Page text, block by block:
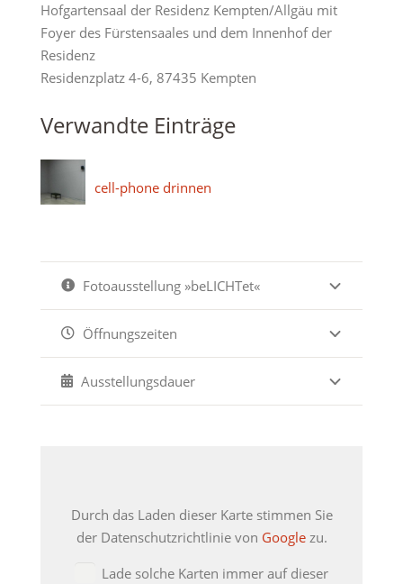
Hofgartensaal der Residenz Kempten/Allgäu mit
Foyer des Fürstensaales und dem Innenhof der
Residenz
Residenzplatz 4-6, 87435 Kempten
Verwandte Einträge
cell-phone drinnen
Fotoausstellung »beLICHTet«
Öffnungszeiten
Ausstellungsdauer
Durch das Laden dieser Karte stimmen Sie
der Datenschutzrichtlinie von Googlezu.
Lade solche Karten immer auf dieser